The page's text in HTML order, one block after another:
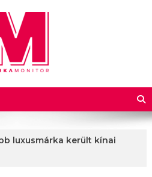
luxusmárka került kínai